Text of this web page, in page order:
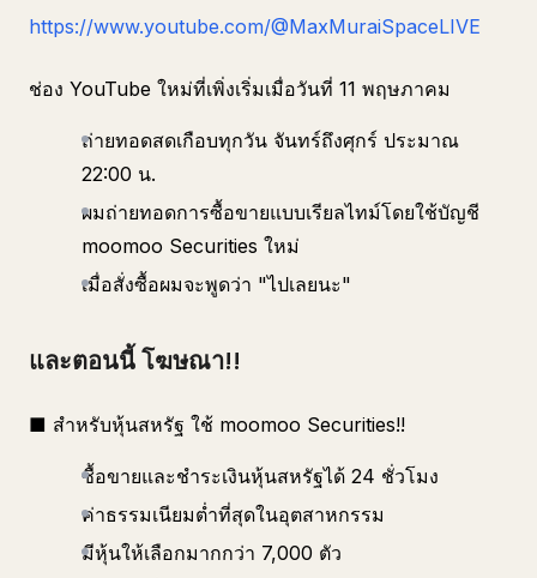
https://www.youtube.com/@MaxMuraiSpaceLIVE
ช่อง YouTube ใหม่ที่เพิ่งเริ่มเมื่อวันที่ 11 พฤษภาคม
ถ่ายทอดสดเกือบทุกวัน จันทร์ถึงศุกร์ ประมาณ
22:00 น.
ผมถ่ายทอดการซื้อขายแบบเรียลไทม์โดยใช้บัญชี
moomoo Securities ใหม่
เมื่อสั่งซื้อผมจะพูดว่า "ไปเลยนะ"
และตอนนี้ โฆษณา!!
■ สำหรับหุ้นสหรัฐ ใช้ moomoo Securities!!
ซื้อขายและชำระเงินหุ้นสหรัฐได้ 24 ชั่วโมง
ค่าธรรมเนียมต่ำที่สุดในอุตสาหกรรม
มีหุ้นให้เลือกมากกว่า 7,000 ตัว